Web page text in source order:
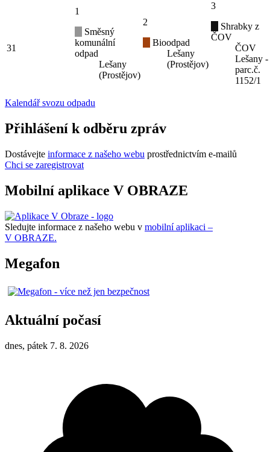
31
1
Směsný
komunální
odpad
Lešany
(Prostějov)
2
Bioodpad
Lešany
(Prostějov)
3
Shrabky z
ČOV
ČOV
Lešany -
parc.č.
1152/1
Kalendář svozu odpadu
Přihlášení k odběru zpráv
Dostávejte informace z našeho webu prostřednictvím e-mailů
Chci se zaregistrovat
Mobilní aplikace V OBRAZE
Sledujte informace z našeho webu v mobilní aplikaci –
V OBRAZE.
Megafon
Aktuální počasí
dnes, pátek 7. 8. 2026